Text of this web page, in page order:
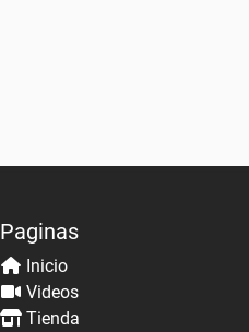
Paginas
Inicio
Videos
Tienda